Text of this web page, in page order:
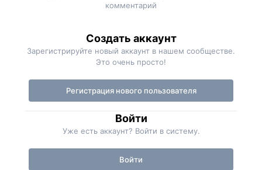
комментарий
Создать аккаунт
Зарегистрируйте новый аккаунт в нашем сообществе.
Это очень просто!
Регистрация нового пользователя
Войти
Уже есть аккаунт? Войти в систему.
Войти